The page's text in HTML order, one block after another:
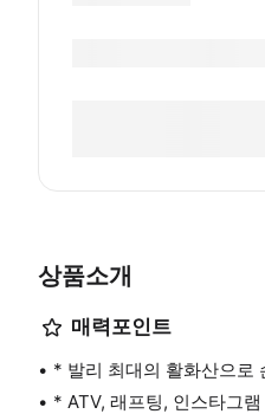
상품소개
매력포인트
* 발리 최대의 활화산으로
* ATV, 래프팅, 인스타그